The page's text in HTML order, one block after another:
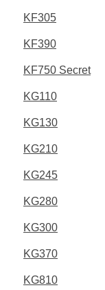
KF305
KF390
KF750 Secret
KG110
KG130
KG210
KG245
KG280
KG300
KG370
KG810